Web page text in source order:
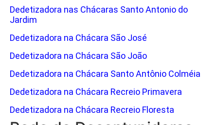
Dedetizadora nas Chácaras Santo Antonio do
Jardim
Dedetizadora na Chácara São José
Dedetizadora na Chácara São João
Dedetizadora na Chácara Santo Antônio Colméia
Dedetizadora na Chácara Recreio Primavera
Dedetizadora na Chácara Recreio Floresta